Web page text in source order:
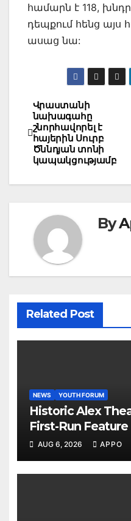
համարն է 118,
դեպքում հենց այս
ասաց նա:
Post
navigation
Վրաստանի
նախագահը
շնորհավորել է
հայերին Սուրբ
Ծննդյան տոնի
կապակցությամբ
By
Related Post
NEWS YOUTH FORUM
Historic Alex
First-Run
AUG 6, 2026 APPO